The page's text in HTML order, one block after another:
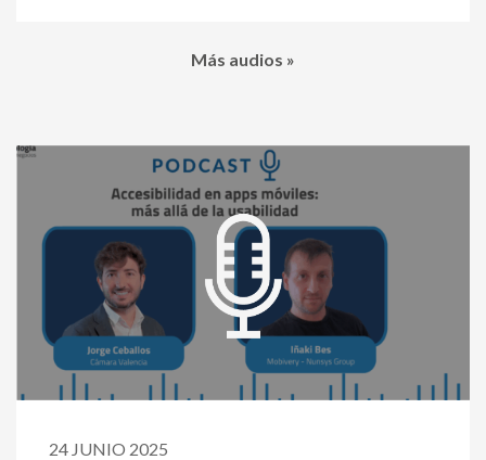
Más audios »
24 JUNIO 2025